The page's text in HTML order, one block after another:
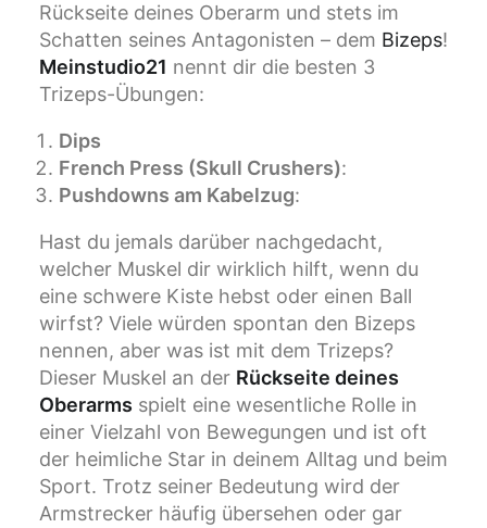
Rückseite deines Oberarm und stets im
Schatten seines Antagonisten – dem Bizeps!
Meinstudio21 nennt dir die besten 3
Trizeps-Übungen:
Dips
French Press (Skull Crushers):
Pushdowns am Kabelzug:
Hast du jemals darüber nachgedacht,
welcher Muskel dir wirklich hilft, wenn du
eine schwere Kiste hebst oder einen Ball
wirfst? Viele würden spontan den Bizeps
nennen, aber was ist mit dem Trizeps?
Dieser Muskel an der Rückseite deines
Oberarms spielt eine wesentliche Rolle in
einer Vielzahl von Bewegungen und ist oft
der heimliche Star in deinem Alltag und beim
Sport. Trotz seiner Bedeutung wird der
Armstrecker häufig übersehen oder gar